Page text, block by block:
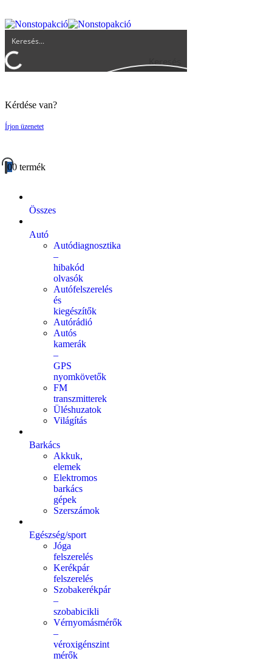
Keresés
Kérdése van?
Írjon üzenetet
00 termék
Összes
Autó
Autódiagnosztika
–
hibakód
olvasók
Autófelszerelés
és
kiegészítők
Autórádió
Autós
kamerák
–
GPS
nyomkövetők
FM
transzmitterek
Üléshuzatok
Világítás
Barkács
Akkuk,
elemek
Elektromos
barkács
gépek
Szerszámok
Egészség/sport
Jóga
felszerelés
Kerékpár
felszerelés
Szobakerékpár
–
szobabicikli
Vérnyomásmérők
–
véroxigénszint
mérők